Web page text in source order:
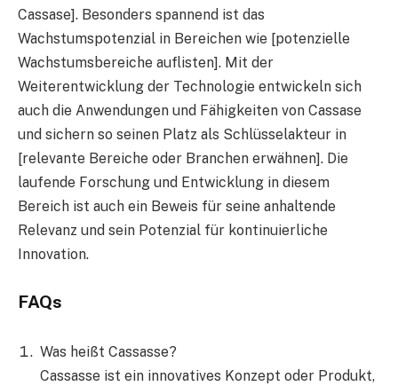
Cassase]. Besonders spannend ist das
Wachstumspotenzial in Bereichen wie [potenzielle
Wachstumsbereiche auflisten]. Mit der
Weiterentwicklung der Technologie entwickeln sich
auch die Anwendungen und Fähigkeiten von Cassase
und sichern so seinen Platz als Schlüsselakteur in
[relevante Bereiche oder Branchen erwähnen]. Die
laufende Forschung und Entwicklung in diesem
Bereich ist auch ein Beweis für seine anhaltende
Relevanz und sein Potenzial für kontinuierliche
Innovation.
FAQs
Was heißt Cassasse?
Cassasse ist ein innovatives Konzept oder Produkt,